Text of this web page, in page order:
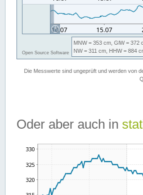
Oder aber auch in